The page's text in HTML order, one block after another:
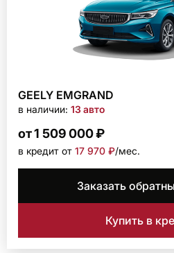
GEELY EMGRAND
в наличии: 13 авто
от 1 509 000 ₽
в кредит от 17 970 ₽/мec.
Заказать
Купить в